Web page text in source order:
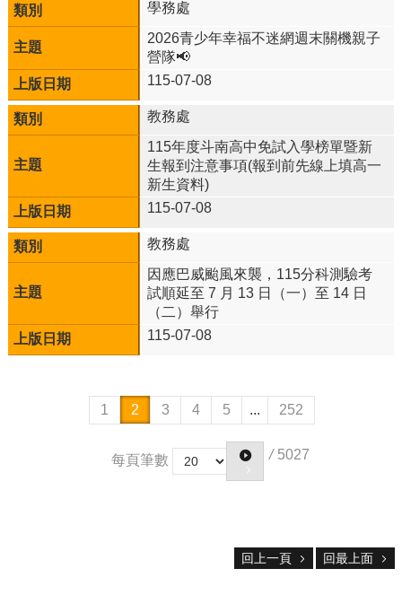
學務處
2026青少年幸福不迷網週末關機親子
營隊📢
115-07-08
教務處
115年度斗南高中免試入學榜單暨新
生報到注意事項(報到前先線上填高一
新生資料)
115-07-08
教務處
因應巴威颱風來襲，115分科測驗考
試順延至 7 月 13 日（一）至 14 日
（二）舉行
115-07-08
1 2 3 4 5 ... 252
每頁筆數 / 5027
回上一頁 回最上面